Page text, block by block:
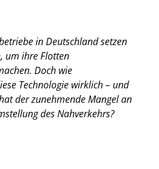
in Deutschland setzen
um ihre Flotten
Doch wie
Technologie wirklich – und
der zunehmende Mangel an
des Nahverkehrs?